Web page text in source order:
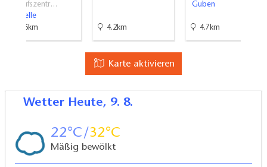
Einkaufszentr…
Neuzelle
15.6km
4.2km
Guben
4.7km
Karte aktivieren
Wetter Heute, 9. 8.
22 32
Mäßig bewölkt